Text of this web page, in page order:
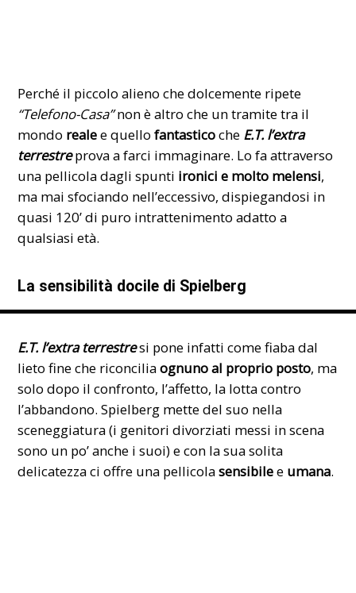
Perché il piccolo alieno che dolcemente ripete
“Telefono-Casa”non è altro che un tramite tra il
mondo realee quellofantasticoche E.T. l’extra
terrestreprova a farci immaginare. Lo fa attraverso
una pellicola dagli spunti ironici e molto melensi,
ma mai sfociando nell’eccessivo, dispiegandosi in
quasi 120’ di puro intrattenimento adatto a
qualsiasi età.
La sensibilità docile di Spielberg
E.T. l’extra terrestresi pone infatti come fiaba dal
lieto fine che riconciliaognuno al proprio posto, ma
solo dopo il confronto, l’affetto, la lotta contro
l’abbandono. Spielberg mette del suo nella
sceneggiatura (i genitori divorziati messi in scena
sono un po’ anche i suoi) e con la sua solita
delicatezza ci offre una pellicolasensibilee umana.